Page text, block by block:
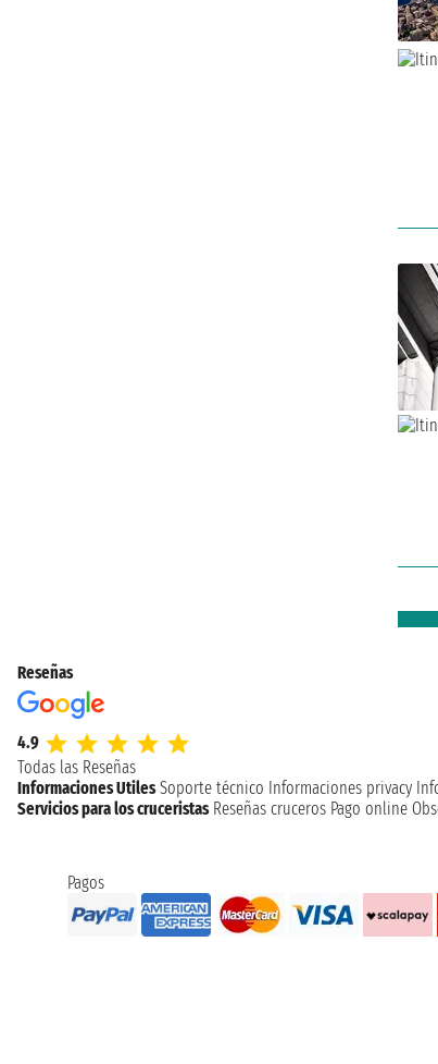
Reseñas
4.9
Todas las Reseñas
Informaciones Utiles Soporte técnico Informaciones privacy
Servicios para los cruceristas Reseñas cruceros Pago online
Pagos